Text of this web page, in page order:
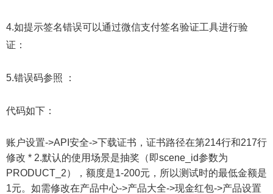
4.如提示签名错误可以通过微信支付签名验证工具进行验
证：
5.错误码参照 ：
代码如下：
账户设置->API安全->下载证书，证书路径在第214行和217行
修改 * 2.默认的使用场景是抽奖（即scene_id参数为
PRODUCT_2），额度是1-200元，所以测试时的最低金额是
1元。如需修改在产品中心->产品大全->现金红包->产品设置